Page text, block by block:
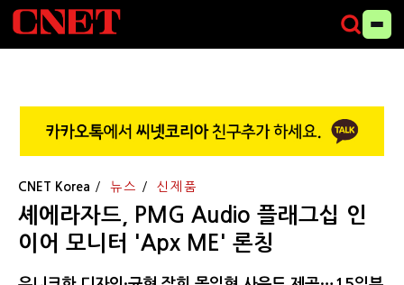
CNET Korea 뉴스 신제품
셰에라자드, PMG Audio 플래그십 인
이어 모니터 'Apx ME' 론칭